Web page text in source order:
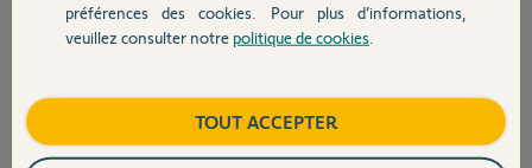
Contact
Didier D. il y a plus d'un an
Concernant votre problème, le service support a identifié le problème et
préférences des cookies. Pour plus d’informations,
veuillez consulter notre politique de cookies
TOUT ACCEPTER